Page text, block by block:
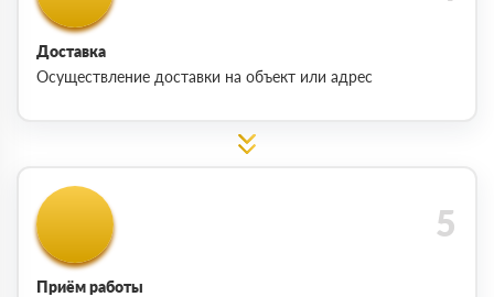
Доставка
Осуществление доставки на объект или адрес
Приём работы